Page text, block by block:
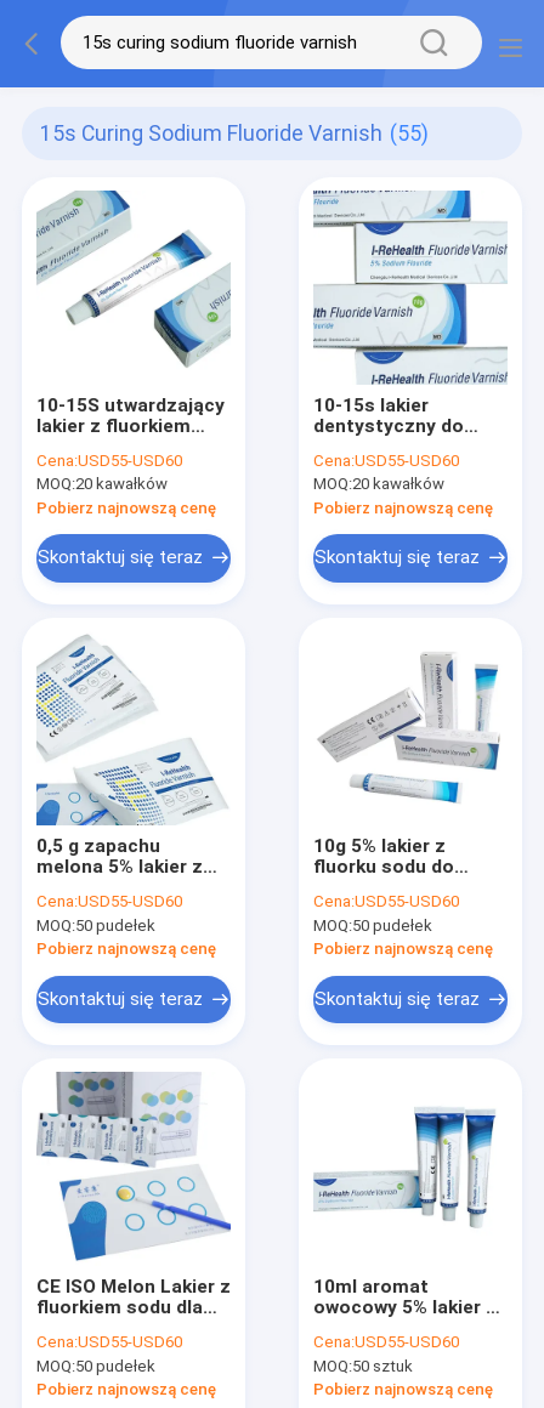
15s Curing Sodium Fluoride Varnish (55)
10-15S utwardzający
lakier z fluorkiem
Leczenie fluorkiem
próchnicy zębów
Cena:USD55-USD60
MOQ:20 kawałków
Pobierz najnowszą cenę
Skontaktuj się teraz
10-15s lakier
dentystyczny do
procent lakieru z
fluorkiem sodu
Cena:USD55-USD60
MOQ:20 kawałków
Pobierz najnowszą cenę
Skontaktuj się teraz
0,5 g zapachu
melona 5% lakier z
dzieci z Ce
Cena:USD55-USD60
MOQ:50 pudełek
Pobierz najnowszą cenę
Skontaktuj się teraz
10g 5% lakier z
fluorku sodu do
próchnicy zębów u
dzieci z CE
Cena:USD55-USD60
MOQ:50 pudełek
Pobierz najnowszą cenę
Skontaktuj się teraz
CE ISO Melon Lakier z
fluorkiem sodu dla
Cena:USD55-USD60
MOQ:50 pudełek
Pobierz najnowszą cenę
10ml aromat
owocowy 5% lakier z
22600ppm w Dental
CE ISO
Cena:USD55-USD60
MOQ:50 sztuk
Pobierz najnowszą cenę